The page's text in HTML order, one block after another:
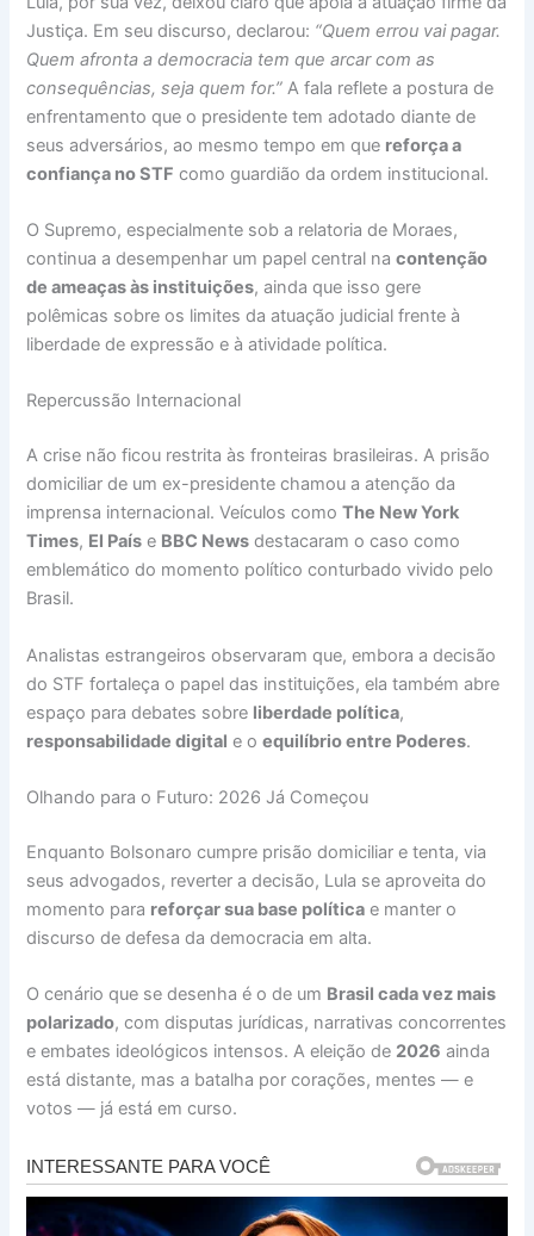
Justiça. Em seu discurso, declarou: “Quem errou vai pagar.
Quem afronta a democracia tem que arcar com as
consequências, seja quem for.” A fala reflete a postura de
enfrentamento que o presidente tem adotado diante de
seus adversários, ao mesmo tempo em que reforça a
confiança no STF como guardião da ordem institucional.
O Supremo, especialmente sob a relatoria de Moraes,
continua a desempenhar um papel central nacontenção
de ameaças às instituições, ainda que isso gere
polêmicas sobre os limites da atuação judicial frente à
liberdade de expressão e à atividade política.
Repercussão Internacional
A crise não ficou restrita às fronteiras brasileiras. A prisão
domiciliar de um ex-presidente chamou a atenção da
imprensa internacional. Veículos comoThe New York
Times, El País e BBC News destacaram o caso como
emblemático do momento político conturbado vivido pelo
Brasil.
Analistas estrangeiros observaram que, embora a decisão
do STF fortaleça o papel das instituições, ela também abre
espaço para debates sobre liberdade política,
responsabilidade digital e oequilíbrio entre Poderes.
Olhando para o Futuro: 2026 Já Começou
Enquanto Bolsonaro cumpre prisão domiciliar e tenta, via
seus advogados, reverter a decisão, Lula se aproveita do
momento para reforçar sua base política e manter o
discurso de defesa da democracia em alta.
O cenário que se desenha é o de um Brasil cada vez mais
polarizado, com disputas jurídicas, narrativas concorrentes
e embates ideológicos intensos. A eleição de 2026 ainda
está distante, mas a batalha por corações, mentes — e
votos — já está em curso.